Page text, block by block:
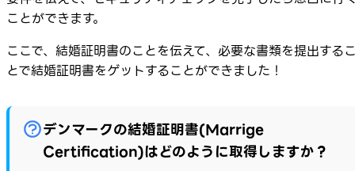
ことができます。
ここで、結婚証明書のことを伝えて、必要な書類を提出する
とで結婚証明書をゲットすることができました！
デンマークの結婚証明書(Marrige
Certification)はどのように取得しますか？